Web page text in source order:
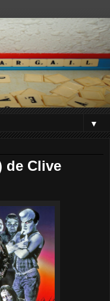
▼
de Clive